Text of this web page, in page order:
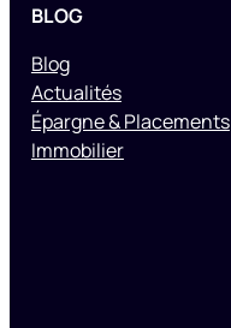
BLOG
Blog
Actualités
Épargne & Placements
Immobilier